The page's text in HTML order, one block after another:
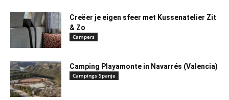
Creëer je eigen sfeer met Kussenatelier Zit
& Zo
Campers
Camping Playamonte in Navarrés (Valencia)
Campings Spanje